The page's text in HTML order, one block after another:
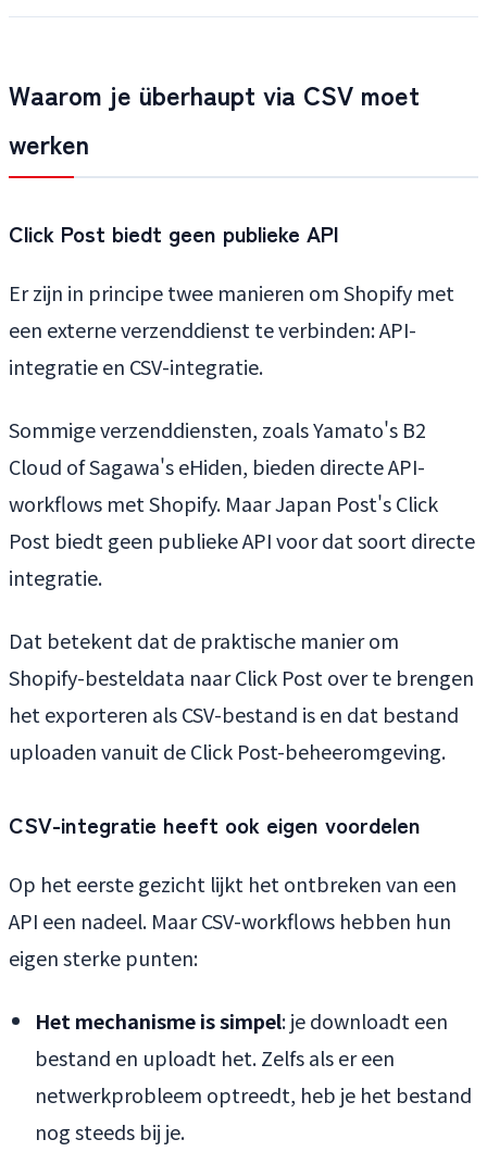
Waarom je überhaupt via CSV moet
werken
Click Post biedt geen publieke API
Er zijn in principe twee manieren om Shopify met
een externe verzenddienst te verbinden: API-
integratie en CSV-integratie.
Sommige verzenddiensten, zoals Yamato's B2
Cloud of Sagawa's eHiden, bieden directe API-
workflows met Shopify. Maar Japan Post's Click
Post biedt geen publieke API voor dat soort directe
integratie.
Dat betekent dat de praktische manier om
Shopify-besteldata naar Click Post over te brengen
het exporteren als CSV-bestand is en dat bestand
uploaden vanuit de Click Post-beheeromgeving.
CSV-integratie heeft ook eigen voordelen
Op het eerste gezicht lijkt het ontbreken van een
API een nadeel. Maar CSV-workflows hebben hun
eigen sterke punten:
Het mechanisme is simpel: je downloadt een
bestand en uploadt het. Zelfs als er een
netwerkprobleem optreedt, heb je het bestand
nog steeds bij je.